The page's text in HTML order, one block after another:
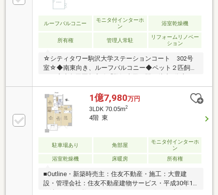
ルーフバルコニー
モニタ付インターホ
ン
浴室乾燥機
所有権 管理人常駐
リフォームリノベー
ション
☆シティタワー駒沢大学ステーションコート 302号
室☆◆南東向き、ルーフバルコニー◆ペット２匹飼育
ット飼育可(管理規約による定めあり)◇約37m2のルー
フバルコニー◇南東向き、陽当り良好◇床暖房◇2026
年6月月リノベーション完成全室クロス、ガスコン
ロ、タッチレス水栓、洗面水栓、タンクレス水栓、リ
ビングエアコン、カップボード、洗濯パン■TVモニタ
ー付インターホン■24時間ゴミ捨て可ルーフバルコニ
ー使用料37.73m2(月額380円)担当：犬飼 080-4138-
1億7,980万円
3LDK 70.05m2
4階 東
駐車場あり 角部屋
モニタ付インターホ
ン
浴室乾燥機
床暖房 所有権
■Outline・新築時売主：住友不動産・施工：大豊建
設・管理会社：住友不動産建物サービス・平成30年11